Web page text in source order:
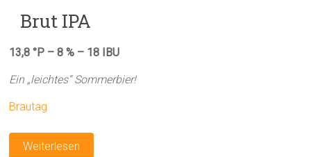
Brut IPA
13,8 °P – 8 % – 18 IBU
Ein „leichtes“ Sommerbier!
Brautag
Weiterlesen